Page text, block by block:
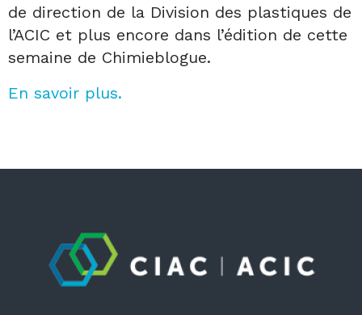
de direction de la Division des plastiques de
l’ACIC et plus encore dans l’édition de cette
semaine de Chimieblogue.
En savoir plus.